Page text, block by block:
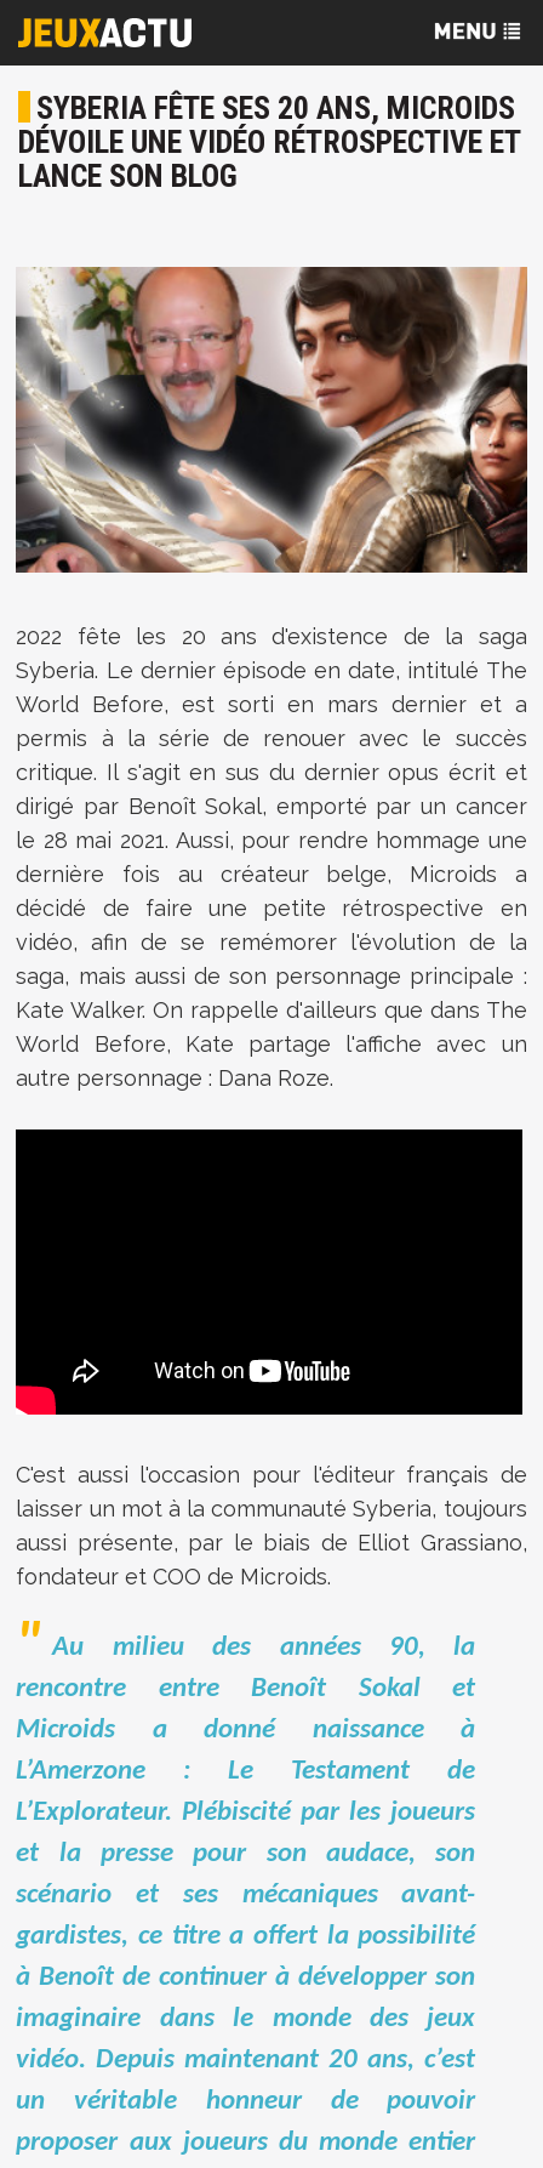
SYBERIA FÊTE SES 20 ANS, MICROIDS
DÉVOILE UNE VIDÉO RÉTROSPECTIVE ET
LANCE SON BLOG
2022 fête les 20 ans d'existence de la saga
Syberia. Le dernier épisode en date, intitulé The
World Before, est sorti en mars dernier et a
permis à la série de renouer avec le succès
critique. Il s'agit en sus du dernier opus écrit et
dirigé par Benoît Sokal, emporté par un cancer
le 28 mai 2021. Aussi, pour rendre hommage une
dernière fois au créateur belge, Microids a
décidé de faire une petite rétrospective en
vidéo, afin de se remémorer l'évolution de la
saga, mais aussi de son personnage principale :
Kate Walker. On rappelle d'ailleurs que dans The
World Before, Kate partage l'affiche avec un
autre personnage : Dana Roze.
C'est aussi l'occasion pour l'éditeur français de
laisser un mot à la communauté Syberia, toujours
aussi présente, par le biais de Elliot Grassiano,
fondateur et COO de Microids.
Au milieu des années 90, la
rencontre entre Benoît Sokal et
Microids a donné naissance à
L’Amerzone : Le Testament de
L’Explorateur. Plébiscité par les joueurs
et la presse pour son audace, son
scénario et ses mécaniques avant-
gardistes, ce titre a offert la possibilité
à Benoît de continuer à développer son
imaginaire dans le monde des jeux
vidéo. Depuis maintenant 20 ans, c’est
un véritable honneur de pouvoir
proposer aux joueurs du monde entier